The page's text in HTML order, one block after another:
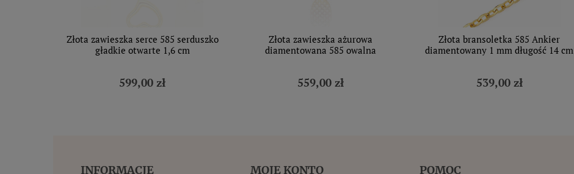
Złota zawieszka serce 585 serduszko
gładkie otwarte 1,6 cm
599,00 zł
Złota zawieszka ażurowa
diamentowana 585 owalna
559,00 zł
Złota bransoletka 585 Ankier
diamentowany 1 mm długość 14 cm
539,00 zł
INFORMACJE MOJE KONTO POMOC